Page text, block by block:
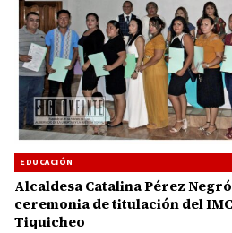
EDUCACIÓN
Alcaldesa Catalina Pérez
ceremonia de titulación del
Tiquicheo